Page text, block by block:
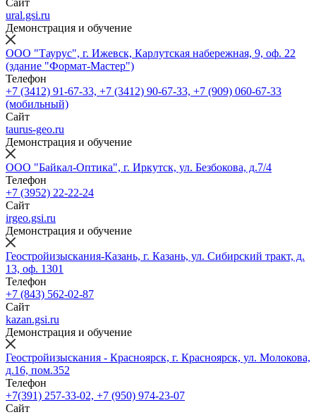
ural.gsi.ru
Демонстрация и обучение
ООО "Таурус", г. Ижевск, Карлутская набережная, 9, оф. 22
(здание "Формат-Мастер")
Телефон
+7 (3412) 91-67-33, +7 (3412) 90-67-33, +7 (909) 060-67-33
(мобильный)
Сайт
taurus-geo.ru
Демонстрация и обучение
ООО "Байкал-Оптика", г. Иркутск, ул. Безбокова, д.7/4
Телефон
+7 (3952) 22-22-24
Сайт
irgeo.gsi.ru
Демонстрация и обучение
Геостройизыскания-Казань, г. Казань, ул. Сибирский тракт, д.
13, оф. 1301
Телефон
+7 (843) 562-02-87
Сайт
kazan.gsi.ru
Демонстрация и обучение
Геостройизыскания - Красноярск, г. Красноярск, ул. Молокова,
д.16, пом.352
Телефон
+7(391) 257-33-02, +7 (950) 974-23-07
Сайт